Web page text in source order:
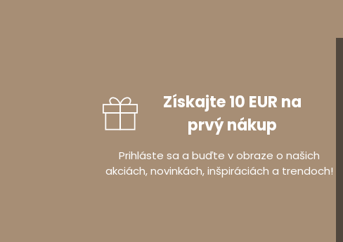
Získajte 10 EUR na
prvý nákup
Prihláste sa a buďte v obraze o našich
akciách, novinkách, inšpiráciách a trendoch!